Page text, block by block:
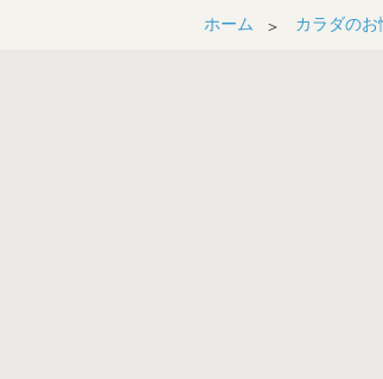
ホーム カラダのお